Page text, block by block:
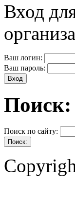
Вход
Ваш логин:
Ваш пароль:
Поиск:
Поиск по сайту: